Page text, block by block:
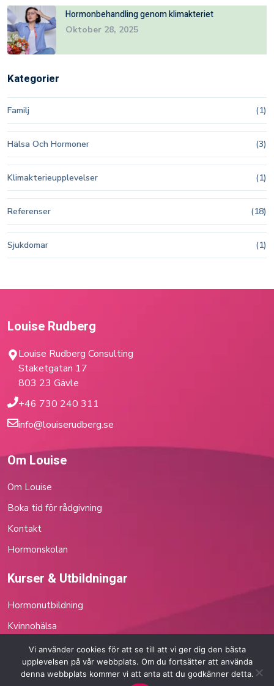
Hormonbehandling genom klimakteriet
Oktober 28, 2025
Kategorier
Familj (1)
Hälsa Och Hormoner (3)
Klimakterieupplevelser (1)
Referenser (18)
Sjukdomar (1)
Louise Rudberg
Louise Rudberg Consulting
Staketgatan 17
803 23 Gävle
+46 730 240 311
info@louiserudberg.se
Om Louise
Om Louise
Boka tid för rådgivning
Kontakt
Hormonskolan
Kurser & Utbildningar
Hormonutbildning
Kvinnohälsa
Klimakterierådgivning
Vi använder cookies för att se till att vi ger dig den bästa
upplevelsen på vår webbplats. Om du fortsätter att använda
denna webbplats kommer vi att anta att du godkänner detta.